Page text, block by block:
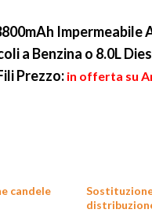
Impermeabile
a Benzina o 8.0L
Prezzo: in offerta su
candele